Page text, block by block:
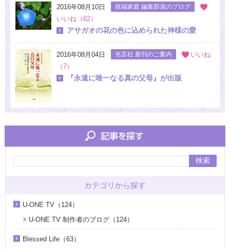
2016年08月10日 祝福家庭 編集部員のブログ
いいね（62）
アサガオの花の色に込められた神様の愛
2016年08月04日 光言社 新刊のご案内
いいね
（7）
『永遠に唯一なる真の父母』が出版
検索
カテゴリから探す
U-ONE TV（124）
U-ONE TV 制作者のブログ（124）
Blessed Life（63）